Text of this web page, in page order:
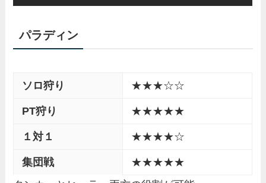
パラディン
ソロ狩り ★★★☆☆
PT狩り ★★★★★
１対１ ★★★★☆
集団戦
★★★★★